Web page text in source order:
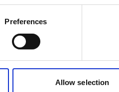
Preferences
Allow selection